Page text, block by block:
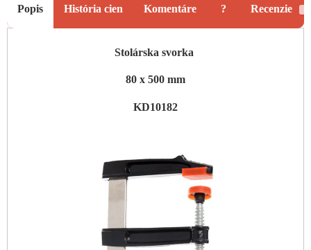
Popis História cien Komentáre ? Recenzie
Stolárska svorka
80 x 500 mm
KD10182